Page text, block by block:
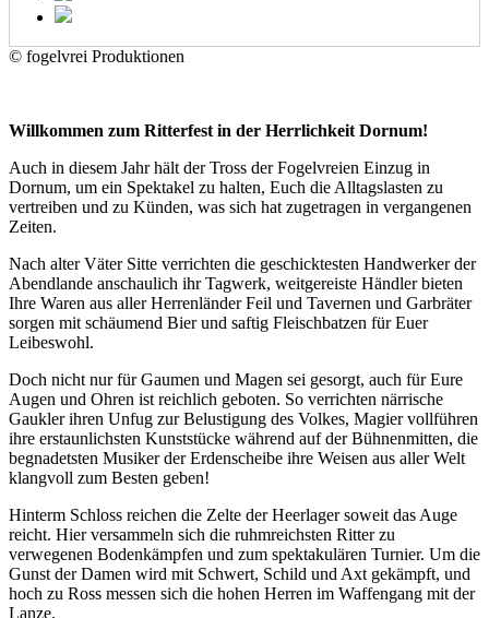
© fogelvrei Produktionen
Willkommen zum Ritterfest in der Herrlichkeit Dornum!
Auch in diesem Jahr hält der Tross der Fogelvreien Einzug in
Dornum, um ein Spektakel zu halten, Euch die Alltagslasten zu
vertreiben und zu Künden, was sich hat zugetragen in vergangenen
Zeiten.
Nach alter Väter Sitte verrichten die geschicktesten Handwerker der
Abendlande anschaulich ihr Tagwerk, weitgereiste Händler bieten
Ihre Waren aus aller Herrenländer Feil und Tavernen und Garbräter
sorgen mit schäumend Bier und saftig Fleischbatzen für Euer
Leibeswohl.
Doch nicht nur für Gaumen und Magen sei gesorgt, auch für Eure
Augen und Ohren ist reichlich geboten. So verrichten närrische
Gaukler ihren Unfug zur Belustigung des Volkes, Magier vollführen
ihre erstaunlichsten Kunststücke während auf der Bühnenmitten, die
begnadetsten Musiker der Erdenscheibe ihre Weisen aus aller Welt
klangvoll zum Besten geben!
Hinterm Schloss reichen die Zelte der Heerlager soweit das Auge
reicht. Hier versammeln sich die ruhmreichsten Ritter zu
verwegenen Bodenkämpfen und zum spektakulären Turnier. Um die
Gunst der Damen wird mit Schwert, Schild und Axt gekämpft, und
hoch zu Ross messen sich die hohen Herren im Waffengang mit der
Lanze.